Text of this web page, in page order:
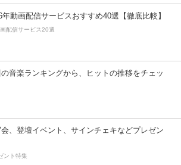
年動画配信サービスおすすめ40選【徹底比較】
配信サービス20選
音楽ランキングから、ヒットの推移をチェッ
、登壇イベント、サインチェキなどプレゼン
ント特集